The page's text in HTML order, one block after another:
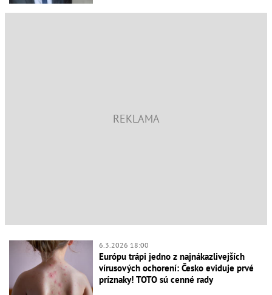
6.3.2026 18:00
Európu trápi jedno z najnákazlivejších
vírusových ochorení: Česko eviduje prvé
príznaky! TOTO sú cenné rady